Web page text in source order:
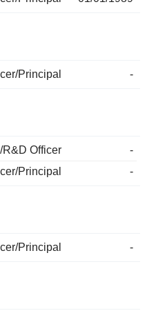
Principal -
Officer
-
Principal
-
Principal -